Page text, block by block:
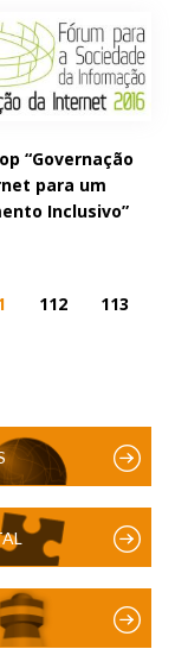
“Governação
para um
Inclusivo”
112
113